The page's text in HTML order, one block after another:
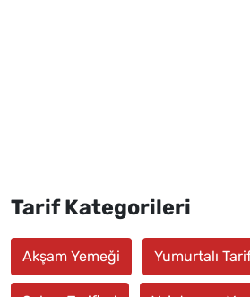
Tarif Kategorileri
Akşam Yemeği Yumurtalı